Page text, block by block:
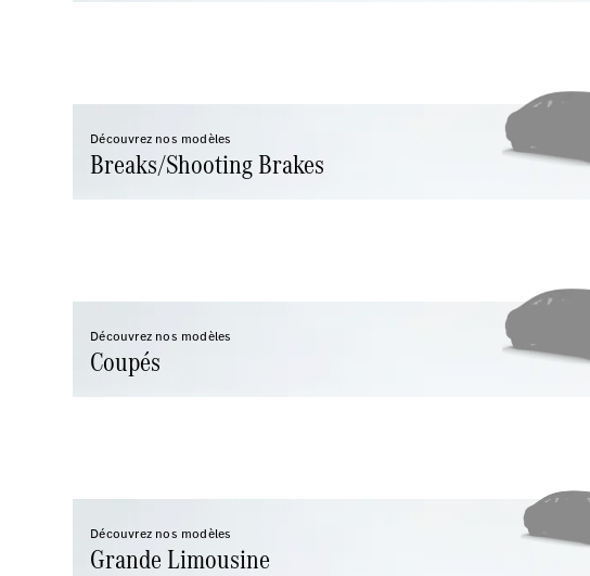
Découvrez nos modèles
Breaks/Shooting Brakes
Découvrez nos modèles
Coupés
Découvrez nos modèles
Grande Limousine